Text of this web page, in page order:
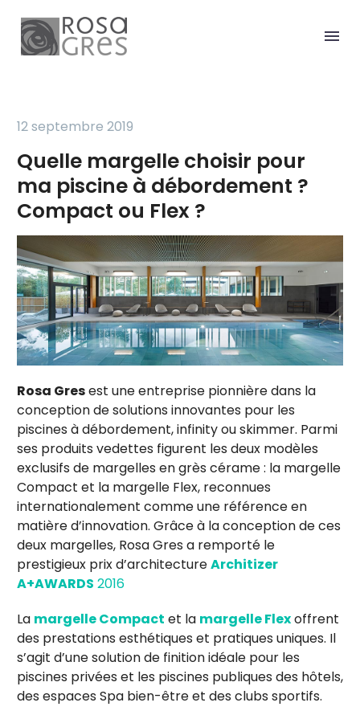
12 septembre 2019
Quelle margelle choisir pour
ma piscine à débordement ?
Compact ou Flex ?
Rosa Gresest une entreprise pionnière dans la
conception de solutions innovantes pour les
piscines à débordement, infinity ou skimmer. Parmi
ses produits vedettes figurent les deux modèles
exclusifs de margelles en grès cérame : la margelle
Compact et la margelle Flex, reconnues
internationalement comme une référence en
matière d’innovation. Grâce à la conception de ces
deux margelles, Rosa Gres a remporté le
prestigieux prix d’architectureArchitizer
A+AWARDS 2016
La margelle Compact et la margelle Flexoffrent
des prestations esthétiques et pratiques uniques. Il
s’agit d’une solution de finition idéale pour les
piscines privées et les piscines publiques des hôtels,
des espaces Spa bien-être et des clubs sportifs.